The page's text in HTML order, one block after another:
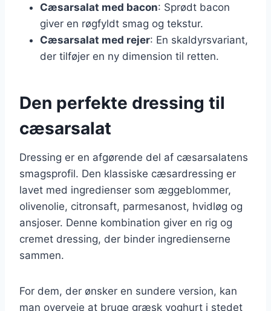
Cæsarsalat med bacon: Sprødt bacon
giver en røgfyldt smag og tekstur.
Cæsarsalat med rejer: En skaldyrsvariant,
der tilføjer en ny dimension til retten.
Den perfekte dressing til
cæsarsalat
Dressing er en afgørende del af cæsarsalatens
smagsprofil. Den klassiske cæsardressing er
lavet med ingredienser som æggeblommer,
olivenolie, citronsaft, parmesanost, hvidløg og
ansjoser. Denne kombination giver en rig og
cremet dressing, der binder ingredienserne
sammen.
For dem, der ønsker en sundere version, kan
man overveje at bruge græsk yoghurt i stedet